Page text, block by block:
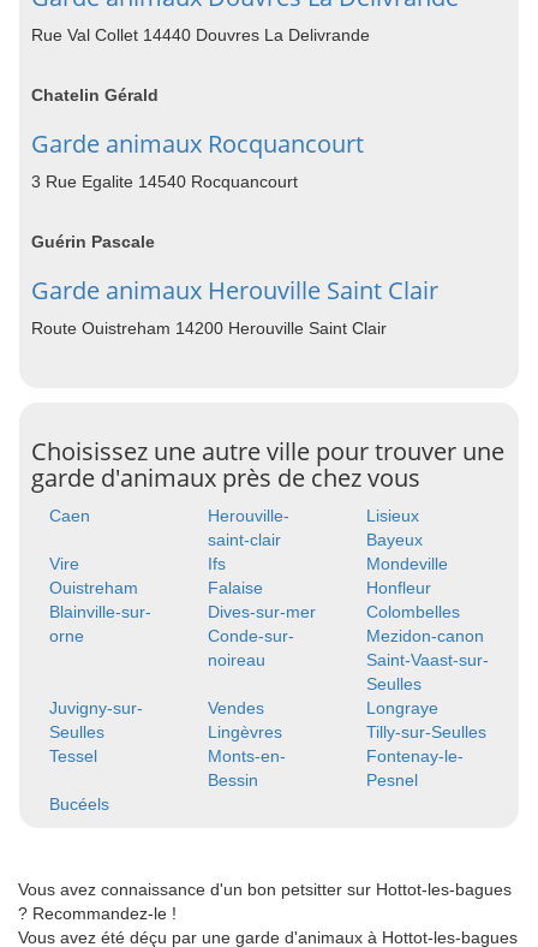
Rue Val Collet 14440 Douvres La Delivrande
Chatelin Gérald
Garde animaux Rocquancourt
3 Rue Egalite 14540 Rocquancourt
Guérin Pascale
Garde animaux Herouville Saint Clair
Route Ouistreham 14200 Herouville Saint Clair
Choisissez une autre ville pour trouver une
garde d'animaux près de chez vous
Caen
Herouville-
saint-clair
Lisieux
Bayeux
Vire
Ifs
Mondeville
Ouistreham
Falaise
Honfleur
Blainville-sur-
orne
Dives-sur-mer
Colombelles
Conde-sur-
noireau
Mezidon-canon
Saint-Vaast-sur-
Seulles
Juvigny-sur-
Seulles
Vendes
Longraye
Lingèvres
Tilly-sur-Seulles
Tessel
Monts-en-
Bessin
Fontenay-le-
Pesnel
Bucéels
Vous avez connaissance d'un bon petsitter sur Hottot-les-bagues
? Recommandez-le !
Vous avez été déçu par une garde d'animaux à Hottot-les-bagues